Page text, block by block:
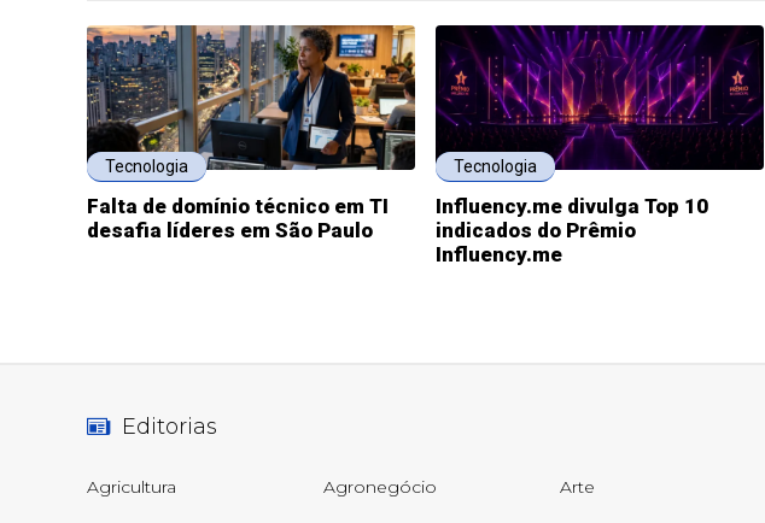
Tecnologia
Falta de domínio técnico em TI
desafia líderes em São Paulo
Tecnologia
Influency.me divulga Top 10
indicados do Prêmio
Influency.me
Editorias
Agricultura Agronegócio Arte